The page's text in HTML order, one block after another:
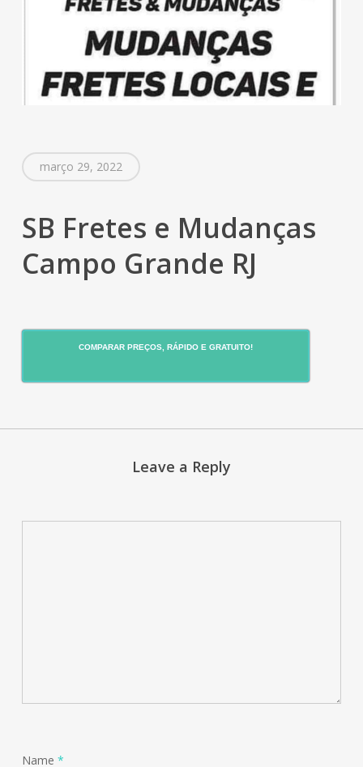
março 29, 2022
SB Fretes e Mudanças
Campo Grande RJ
COMPARAR PREÇOS, RÁPIDO E GRATUITO!
Leave a Reply
Name *